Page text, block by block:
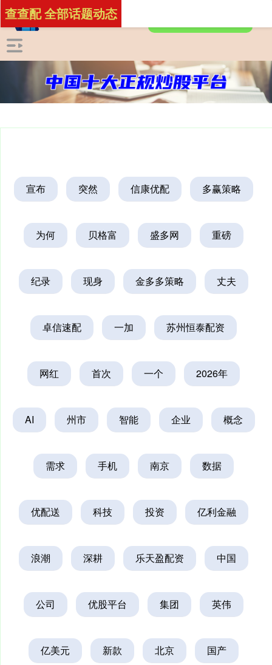
查查配 全部话题动态
宣布 突然 信康优配 多赢策略
为何 贝格富 盛多网 重磅
纪录 现身 金多多策略 丈夫
卓信速配 一加 苏州恒泰配资
网红 首次 一个 2026年
AI 州市 智能 企业 概念
需求 手机 南京 数据
优配送 科技 投资 亿利金融
浪潮 深耕 乐天盈配资 中国
公司 优股平台 集团 英伟
亿美元 新款 北京 国产